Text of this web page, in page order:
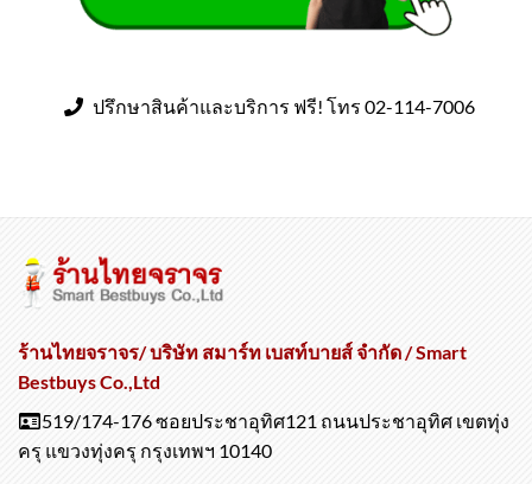
Bestbuys Co.,Ltd
519/174-176 ซอยประชาอุทิศ121 ถนนประชาอุทิศ เขตทุ่ง